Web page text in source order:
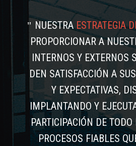
NUESTRAESTRATEGIA
PROPORCIONAR A
INTERNOS Y EXTERNOS
DEN SATISFACCIÓN A
Y EXPECTATIVAS,
IMPLANTANDO Y
PARTICIPACIÓN DE
PROCESOS FIABLES